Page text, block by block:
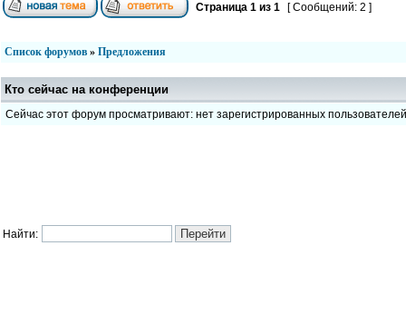
Страница 1 из 1 [ Сообщений: 2 ]
Список форумов » Предложения
Кто сейчас на конференции
Сейчас этот форум просматривают: нет зарегистрированных пользователей
Найти: